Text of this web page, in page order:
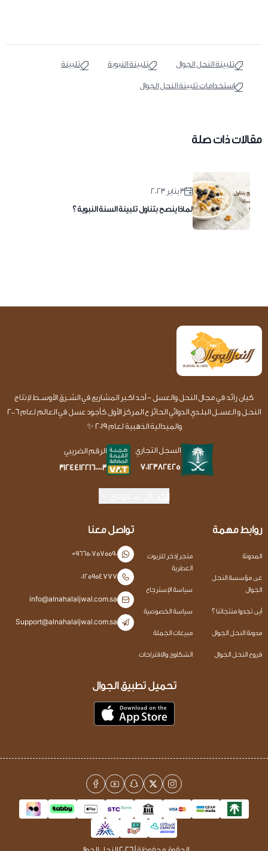
تلبينة النحل الجوال تلبينة النبوية تلبينة
استخدامات تلبينة النحل الجوال
مقالات ذات صلة
٣ يناير ٢٠٢٣
لماذا ينصح بتناول تلبينة السنة النبوية ؟
كيان رائد في مجال النحل والعسل - أحد اكـبر المشاريع في الشــرق الأوســط لإنتاج
النحـل و العســل البلـدي الدوائي الحائز ع المركز الأول كأجود عسل في العالم لعام 2006
والميدالية الذهبية لعام 2019 ✨
السجل التجاري
7012382425
الرقم الضريبي
312441221600003
روابط مهمة
المدونة
عن مؤسسة النحل
الجوال
أين تجدوا منتجاتنا ؟
مدونة النحل الجوال
فروع النحل الجوال
متجر إذخر للزيوت
العطرية
سياسة الإسترجاع
سياسة الخصوصية
مبيعات الجملة
الشكاوى والاقتراحات
تواصل معنا
+966507575590
0125954777
info@alnahalaljwal.com.sa
Support@alnahalaljwal.com.sa
تحميل تطبيق الجوال